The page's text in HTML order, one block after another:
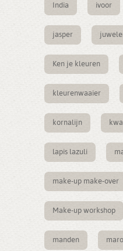
India ivoor
jasper
Ken je kleuren
kleurenwaaier
kornalijn
lapis lazuli
make-up make-over
Make-up workshop
manden